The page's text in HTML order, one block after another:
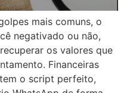
mais comuns, o
negativado ou não,
os valores que
Financeiras
o script perfeito,